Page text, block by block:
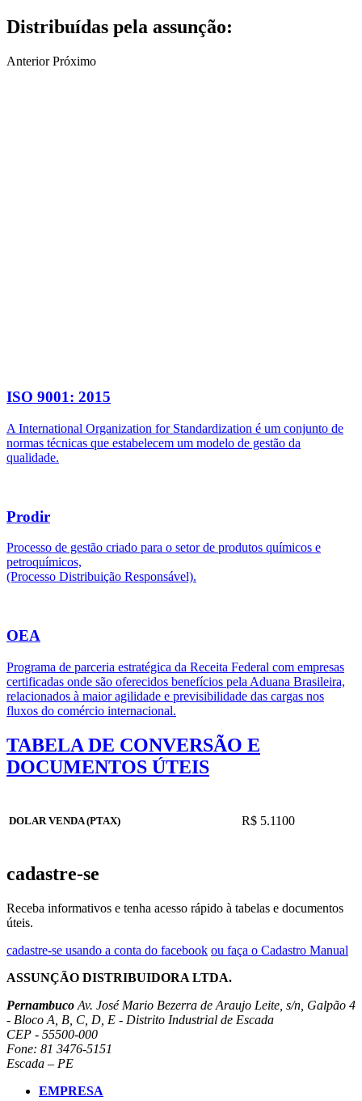
Distribuídas pela assunção:
Anterior Próximo
ISO 9001: 2015
A International Organization for Standardization é um conjunto de
normas técnicas que estabelecem um modelo de gestão da
qualidade.
Prodir
Processo de gestão criado para o setor de produtos químicos e
petroquímicos,
(Processo Distribuição Responsável).
OEA
Programa de parceria estratégica da Receita Federal com empresas
certificadas onde são oferecidos benefícios pela Aduana Brasileira,
relacionados à maior agilidade e previsibilidade das cargas nos
fluxos do comércio internacional.
TABELA DE CONVERSÃO E
DOCUMENTOS ÚTEIS
DOLAR VENDA (PTAX) R$ 5.1100
cadastre-se
Receba informativos e tenha acesso rápido à tabelas e documentos
úteis.
cadastre-se usando a conta do facebook ou faça o Cadastro Manual
ASSUNÇÃO DISTRIBUIDORA LTDA.
Pernambuco Av. José Mario Bezerra de Araujo Leite, s/n, Galpão 4
- Bloco A, B, C, D, E - Distrito Industrial de Escada
CEP - 55500-000
Fone: 81 3476-5151
Escada – PE
EMPRESA